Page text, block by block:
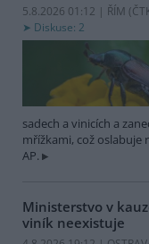
5.8.2026 01:12 | ŘÍM (
Diskuse: 2
sadech a vinicích a
mřížkami, což oslabuje
AP.
Ministerstvo v
viník neexistuje